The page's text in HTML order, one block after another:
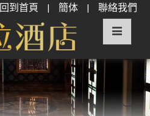
回到首頁 | 簡体 | 聯絡我們